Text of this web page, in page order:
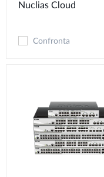
Nuclias Cloud
Confronta